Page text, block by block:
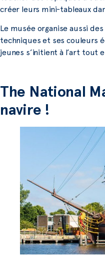
créer leurs mini-tableaux
Le musée organise aussi
techniques et ses couleurs
jeunes s’initient à l’art tout
The National
navire !